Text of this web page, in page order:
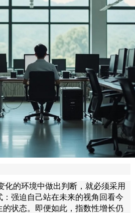
化的环境中做出判断，就必须采用
强迫自己站在未来的视角回看今
状态。即便如此，指数性增长仍